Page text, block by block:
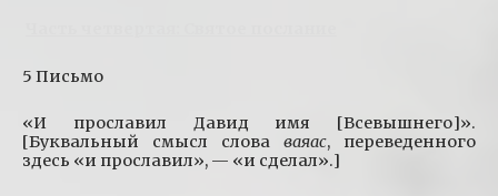
5 Письмо
«И прославил Давид имя [Всевышнего]».
[Буквальный смысл слова ваяас, переведенного
здесь «и прославил», — «и сделал».]